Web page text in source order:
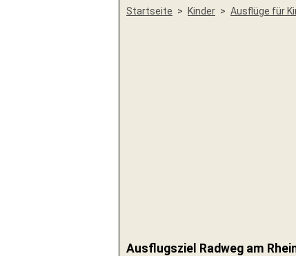
Startseite Kinder Ausflüge für
Ausflugsziel Radweg am